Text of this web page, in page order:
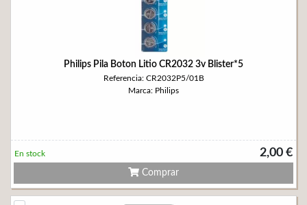
Philips Pila Boton Litio CR2032 3v Blister*5
Referencia: CR2032P5/01B
Marca: Philips
2,00 €
En stock
Comprar